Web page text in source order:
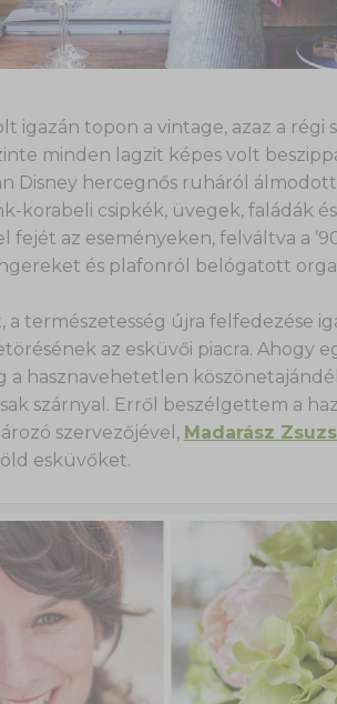
igazán topon a vintage, azaz a régi
minden lagzit képes volt
Disney hercegnős ruháról álmodott
korabeli csipkék, üvegek, faládák
fejét az eseményeken, felváltva a
és plafonról belógatott
a természetesség újra felfedezése
az esküvői piacra. Ahogy
a hasznavehetetlen
szárnyal. Erről beszélgettem a
szervezőjével, Madarász
esküvőket.